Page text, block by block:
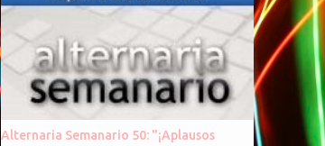
Alternaria Semanario 50: "¡Aplausos